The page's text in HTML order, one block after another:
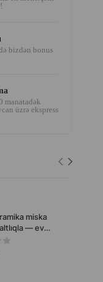
bizdən bonus
manatadək
üzrə ekspress
miska
— ev
qidalanması
və praktiki bir